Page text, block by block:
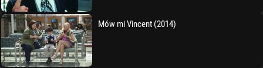
Mów mi Vincent (2014)